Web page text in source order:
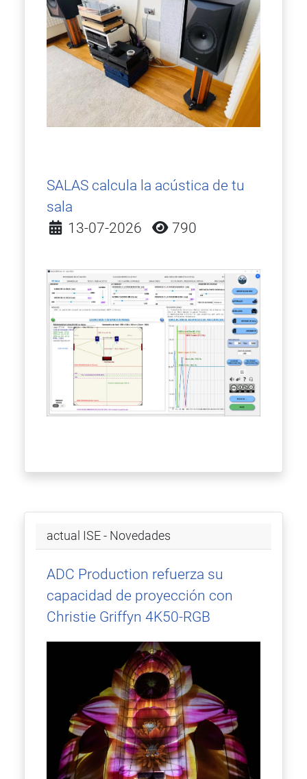
SALAS calcula la acústica de tu
sala
Detalles
13-07-2026 790
actual ISE - Novedades
ADC Production refuerza su
capacidad de proyección con
Christie Griffyn 4K50-RGB